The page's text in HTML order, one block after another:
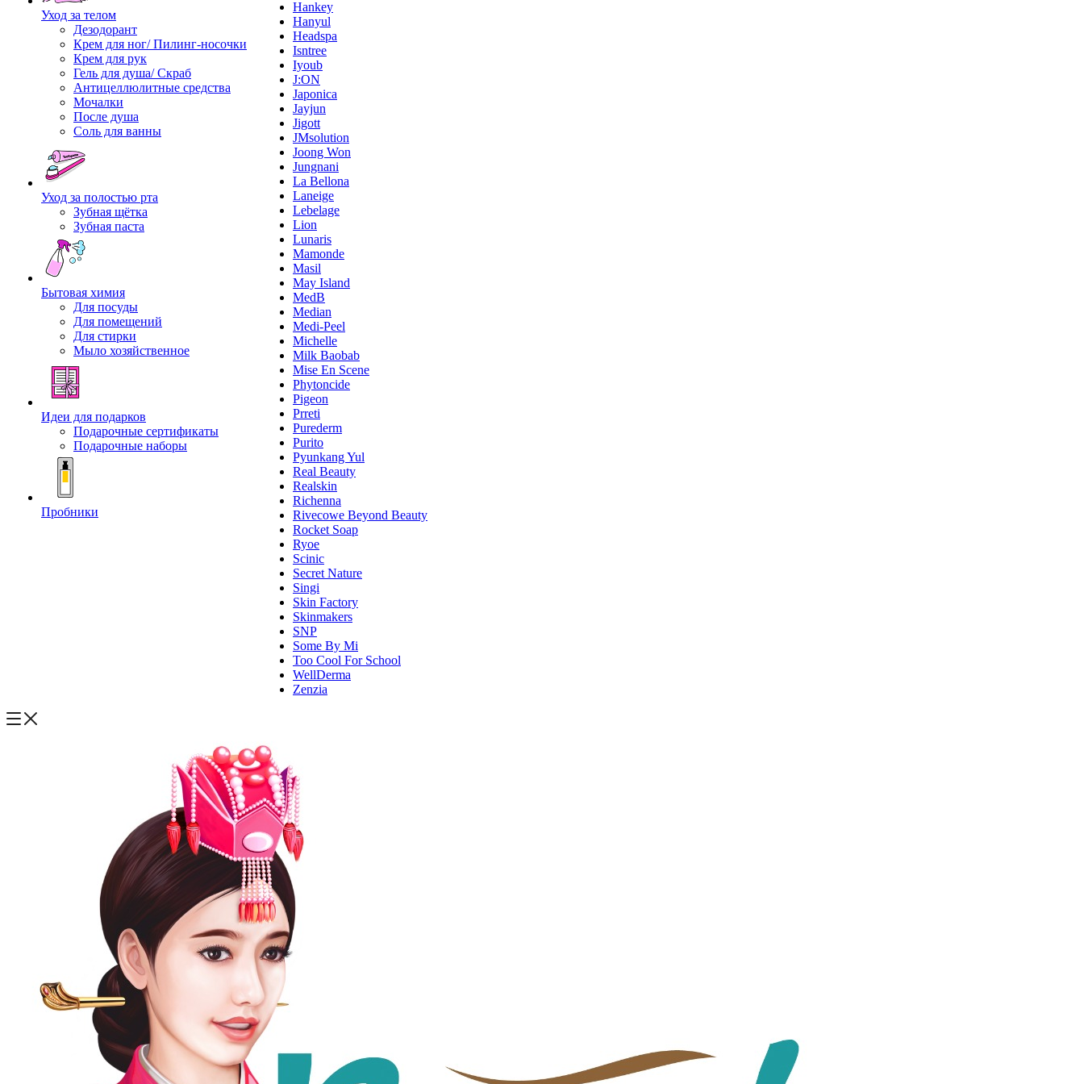
Уход за телом
Дезодорант
Крем для ног/ Пилинг-носочки
Крем для рук
Гель для душа/ Скраб
Антицеллюлитные средства
Мочалки
После душа
Соль для ванны
Уход за полостью рта
Зубная щётка
Зубная паста
Бытовая химия
Для посуды
Для помещений
Для стирки
Мыло хозяйственное
Идеи для подарков
Подарочные сертификаты
Подарочные наборы
Пробники
Hankey
Hanyul
Headspa
Isntree
Iyoub
J:ON
Japonica
Jayjun
Jigott
JMsolution
Joong Won
Jungnani
La Bellona
Laneige
Lebelage
Lion
Lunaris
Mamonde
Masil
May Island
MedB
Median
Medi-Peel
Michelle
Milk Baobab
Mise En Scene
Phytoncide
Pigeon
Prreti
Purederm
Purito
Pyunkang Yul
Real Beauty
Realskin
Richenna
Rivecowe Beyond Beauty
Rocket Soap
Ryoe
Scinic
Secret Nature
Singi
Skin Factory
Skinmakers
SNP
Some By Mi
Too Cool For School
WellDerma
Zenzia